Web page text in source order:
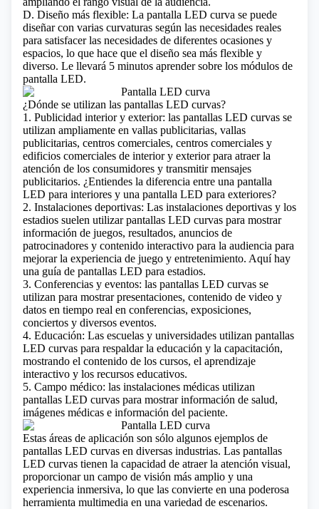
D. Diseño más flexible: La pantalla LED curva se puede
diseñar con varias curvaturas según las necesidades reales
para satisfacer las necesidades de diferentes ocasiones y
espacios, lo que hace que el diseño sea más flexible y
diverso. Le llevará 5 minutos aprender sobre los módulos de
pantalla LED.
¿Dónde se utilizan las pantallas LED curvas?
1. Publicidad interior y exterior: las pantallas LED curvas se
utilizan ampliamente en vallas publicitarias, vallas
publicitarias, centros comerciales, centros comerciales y
edificios comerciales de interior y exterior para atraer la
atención de los consumidores y transmitir mensajes
publicitarios. ¿Entiendes la diferencia entre una pantalla
LED para interiores y una pantalla LED para exteriores?
2. Instalaciones deportivas: Las instalaciones deportivas y los
estadios suelen utilizar pantallas LED curvas para mostrar
información de juegos, resultados, anuncios de
patrocinadores y contenido interactivo para la audiencia para
mejorar la experiencia de juego y entretenimiento. Aquí hay
una guía de pantallas LED para estadios.
3. Conferencias y eventos: las pantallas LED curvas se
utilizan para mostrar presentaciones, contenido de video y
datos en tiempo real en conferencias, exposiciones,
conciertos y diversos eventos.
4. Educación: Las escuelas y universidades utilizan pantallas
LED curvas para respaldar la educación y la capacitación,
mostrando el contenido de los cursos, el aprendizaje
interactivo y los recursos educativos.
5. Campo médico: las instalaciones médicas utilizan
pantallas LED curvas para mostrar información de salud,
imágenes médicas e información del paciente.
Estas áreas de aplicación son sólo algunos ejemplos de
pantallas LED curvas en diversas industrias. Las pantallas
LED curvas tienen la capacidad de atraer la atención visual,
proporcionar un campo de visión más amplio y una
experiencia inmersiva, lo que las convierte en una poderosa
herramienta multimedia en una variedad de escenarios.